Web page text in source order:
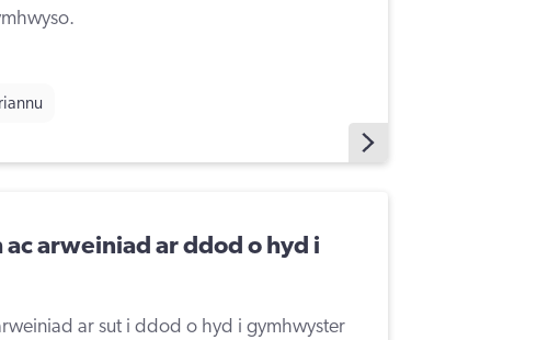
arweiniad ar ddod o hyd i
ar sut i ddod o hyd i gymhwyster